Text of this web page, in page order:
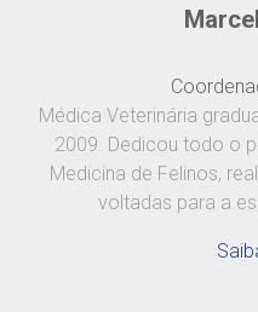
Médica Veterinária
2009. Dedicou todo o
Medicina de Felinos,
voltadas para a